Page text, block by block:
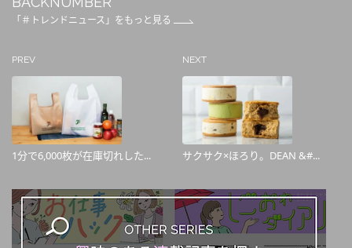
「＃トレンドニュース」をもっと見る
PREV
1分で6,000枚が在庫切れした...
NEXT
サクサク×ほろり。DEAN &#...